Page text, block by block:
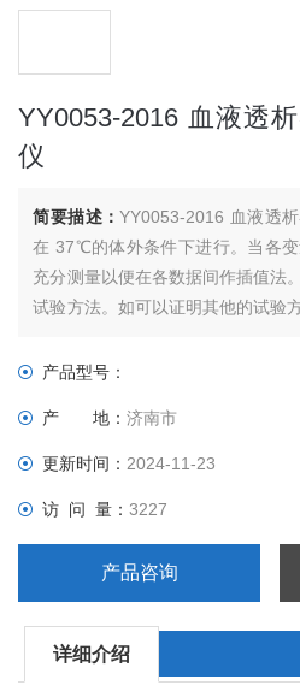
YY0053-2016 血液透
仪
简要描述：YY0053-2016 血液透
在 37℃的体外条件下进行。当各
充分测量以便在各数据间作插值法
试验方法。如可以证明其他的试验
产品型号：
产 地：济南市
更新时间：2024-11-23
访 问 量：3227
产品咨询
详细介绍